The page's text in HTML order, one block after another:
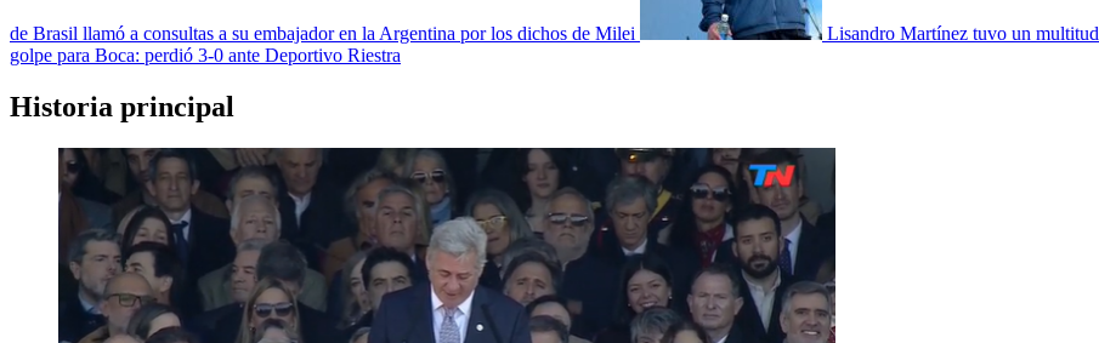
de Brasil llamó a consultas a su embajador en la Argentina por los dichos de Milei Lisandro Martínez tuvo un
golpe para Boca: perdió 3-0 ante Deportivo Riestra
Historia principal